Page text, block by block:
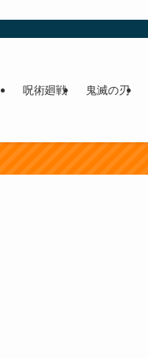
呪術廻戦 鬼滅の刃